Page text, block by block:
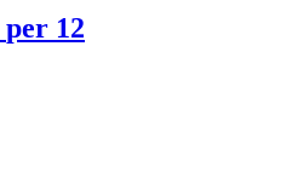
per 12